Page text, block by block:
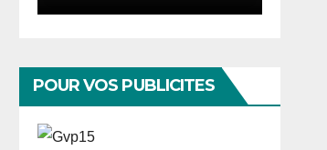
POUR VOS PUBLICITES